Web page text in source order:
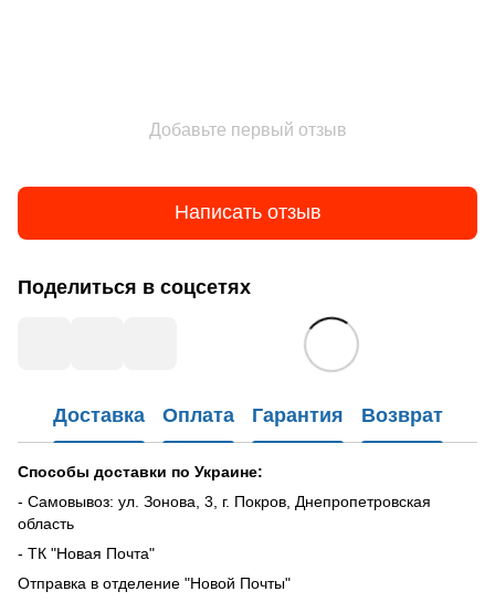
Добавьте первый отзыв
Написать отзыв
Поделиться в соцсетях
Доставка Оплата Гарантия Возврат
Способы доставки по Украине:
- Самовывоз: ул. Зонова, 3, г. Покров, Днепропетровская
область
- ТК "Новая Почта"
Отправка в отделение "Новой Почты"